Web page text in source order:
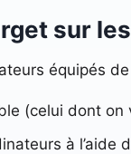
sur
équipés
(celui dont
à l’aide